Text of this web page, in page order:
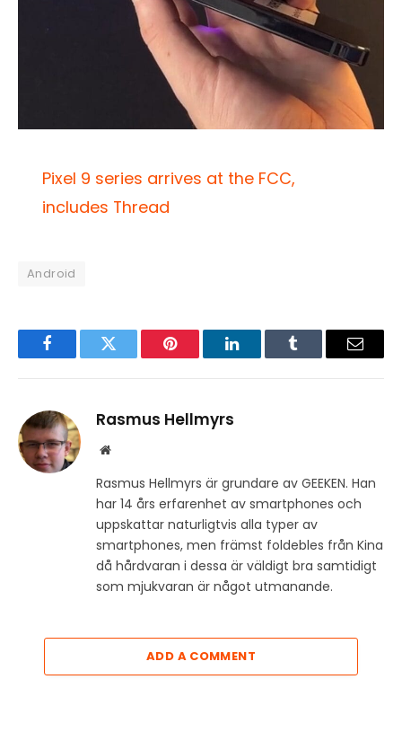
Pixel 9 series arrives at the FCC,
includes Thread
Android
FacebookTwitter Pinterest LinkedInTumblr Email
Rasmus Hellmyrs
Website
Rasmus Hellmyrs är grundare av GEEKEN. Han
har 14 års erfarenhet av smartphones och
uppskattar naturligtvis alla typer av
smartphones, men främst foldebles från Kina
då hårdvaran i dessa är väldigt bra samtidigt
som mjukvaran är något utmanande.
ADD A COMMENT